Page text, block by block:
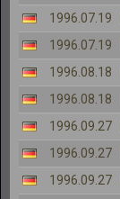
1996.07.19
1996.07.19
1996.08.18
1996.08.18
1996.09.27
1996.09.27
1996.09.27